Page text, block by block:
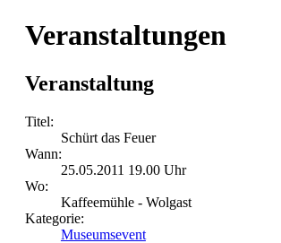
Veranstaltungen
Veranstaltung
Titel:
Schürt das Feuer
Wann:
25.05.2011 19.00 Uhr
Wo:
Kaffeemühle - Wolgast
Kategorie:
Museumsevent